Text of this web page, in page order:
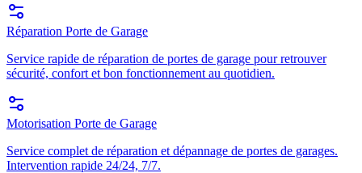
Réparation Porte de Garage
Service rapide de réparation de portes de garage pour retrouver
sécurité, confort et bon fonctionnement au quotidien.
Motorisation Porte de Garage
Service complet de réparation et dépannage de portes de garages.
Intervention rapide 24/24, 7/7.